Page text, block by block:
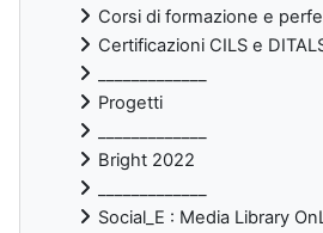
Corsi di formazione e
Certificazioni CILS e
Progetti
Bright 2022
Social_E : Media Library